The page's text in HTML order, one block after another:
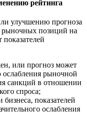
рейтинга
улучшению прогноза
рыночных позиций на
или прогноз может
ослабления рыночной
санкций в отношении
спроса;
показателей
ослабления